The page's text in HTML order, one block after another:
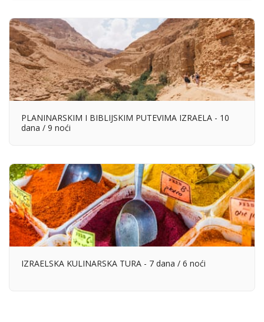
PLANINARSKIM I BIBLIJSKIM PUTEVIMA IZRAELA - 10
dana / 9 noći
IZRAELSKA KULINARSKA TURA - 7 dana / 6 noći